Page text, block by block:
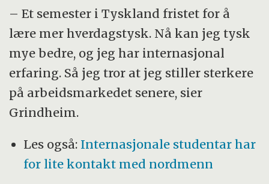
utdanningsløpet: barnehage, skole,
opplæring, høyere utdanning og voksnes
læring.
– Et semester i Tyskland fristet for å
lære mer hverdagstysk. Nå kan jeg tysk
mye bedre, og jeg har internasjonal
erfaring. Så jeg tror at jeg stiller sterkere
på arbeidsmarkedet senere, sier
Grindheim.
Les også: Internasjonale studentar har
for lite kontakt med nordmenn